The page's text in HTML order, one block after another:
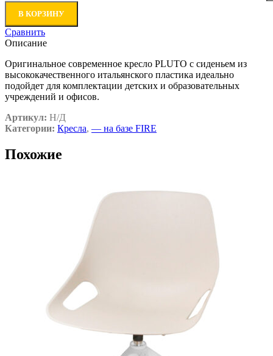
В КОРЗИНУ
Сравнить
Описание
Оригинальное современное кресло PLUTO с сиденьем из
высококачественного итальянского пластика идеально
подойдет для комплектации детских и образовательных
учреждений и офисов.
Артикул: Н/Д
Категории: Кресла, — на базе FIRE
Похожие